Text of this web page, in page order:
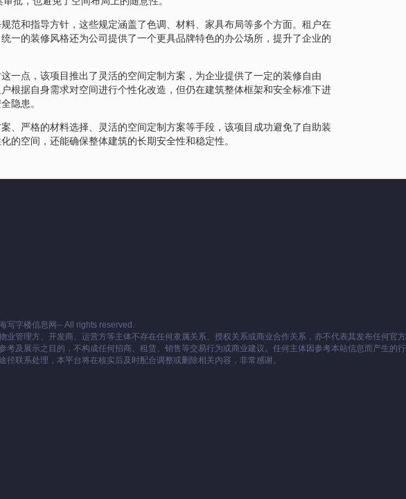
范和指导方针，这些规定涵盖了色调、材料、家具布局等多个方面。租户在
一的装修风格还为公司提供了一个更具品牌特色的办公场所，提升了企业的
一点，该项目推出了灵活的空间定制方案，为企业提供了一定的装修自由
根据自身需求对空间进行个性化改造，但仍在建筑整体框架和安全标准下进
隐患。
、严格的材料选择、灵活的空间定制方案等手段，该项目成功避免了自助装
的空间，还能确保整体建筑的长期安全性和稳定性。
写字楼信息网-- All rights reserved.
管理方、开发商、运营方等主体不存在任何隶属关系、授权关系或商业合作关系，亦不代表其发布任何官方
及展示之目的，不构成任何招商、租赁、销售等交易行为或商业建议。任何主体因参考本站信息而产生的行
联系处理，本平台将在核实后及时配合调整或删除相关内容，非常感谢。